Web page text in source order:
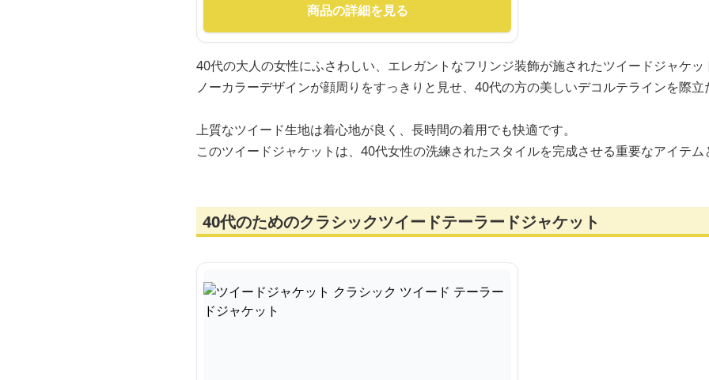
商品の詳細を見る
40代の大人の女性にふさわしい、エレガントなフリンジ装飾が施されたツイードジャケッ
ノーカラーデザインが顔周りをすっきりと見せ、40代の方の美しいデコルテラインを際立
上質なツイード生地は着心地が良く、長時間の着用でも快適です。
このツイードジャケットは、40代女性の洗練されたスタイルを完成させる重要なアイテ
40代のためのクラシックツイードテーラードジャケット